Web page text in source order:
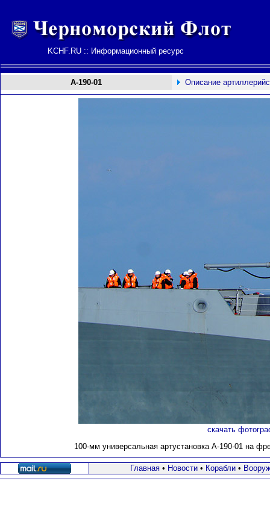
KCHF.RU :: Информационный ресурс
А-190-01 Описание
скачать
100-мм универсальная артустановка А-190-01 на
Главная• Новости• Корабли•